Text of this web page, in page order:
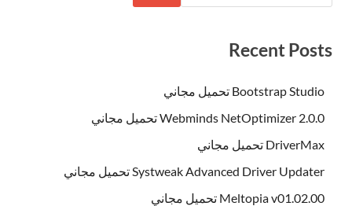
Recent Posts
Bootstrap Studio تحميل مجاني
Webminds NetOptimizer 2.0.0 تحميل مجاني
DriverMax تحميل مجاني
Systweak Advanced Driver Updater تحميل مجاني
Meltopia v01.02.00 تحميل مجاني